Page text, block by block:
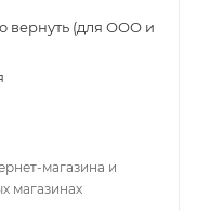
вернуть (для ООО и
магазина и
магазинах